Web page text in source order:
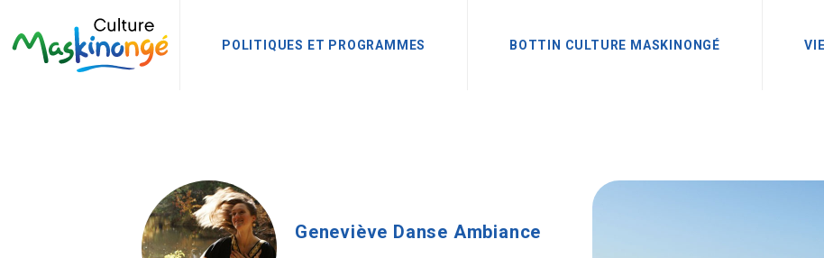
POLITIQUES ET PROGRAMMES BOTTIN CULTURE MASKINONGÉ
Geneviève Danse Ambiance